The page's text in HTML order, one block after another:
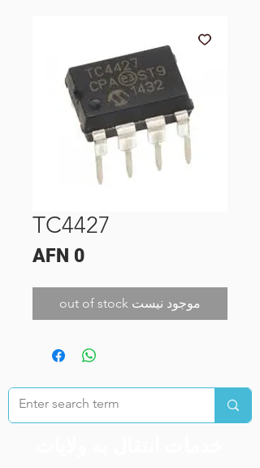
TC4427
AFN 0Price
out of stock موجود نیست